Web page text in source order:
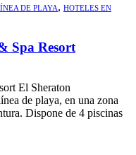
DE PLAYA, HOTELES EN
Spa Resort
El Sheraton
de playa, en una zona
Dispone de 4 piscinas